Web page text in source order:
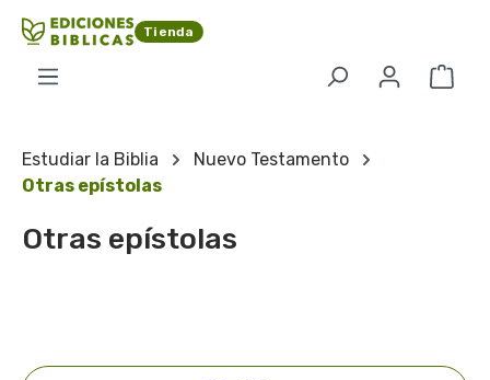
Saltar al contenido principal
Tienda
El
Estudiar la Biblia
Nuevo Testamento
Otras epístolas
Otras epístolas